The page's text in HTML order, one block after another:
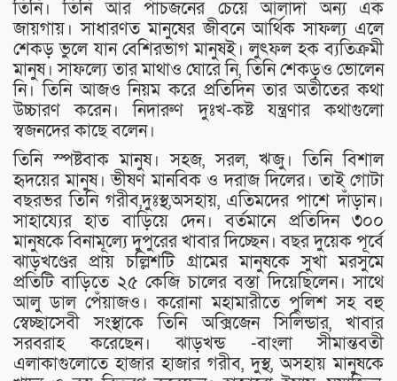
তিনি। তিনি আর পাঁচজনের চেয়ে আলাদা অন্য এক
জায়গায়। সাধারণত মানুষের জীবনে আর্থিক সাফল্য এলে
শেকড় ভুলে যান বেশিরভাগ মানুষই। লুৎফল হক ব্যতিক্রমী
মানুষ। সাফল্যে তার মাথাও ঘোরে নি, তিনি শেকড়ও ভোলেন
নি। তিনি আজও নিয়ম করে প্রতিদিন তার অতীতের কথা
উচ্চারণ করেন। নিদারুণ দুঃখ-কষ্ট যন্ত্রণার কথাগুলো
স্বজনদের কাছে বলেন।
তিনি স্পষ্টবাক মানুষ। সহজ, সরল, ঋজু। তিনি বিশাল
হৃদয়ের মানুষ। ভীষণ মানবিক ও দরাজ দিলের। তাই গোটা
বছরভর তিনি গরীব,দুঃস্থ,অসহায়, এতিমদের পাশে দাঁড়ান।
সাহায্যের হাত বাড়িয়ে দেন। বর্তমানে প্রতিদিন ৩০০
মানুষকে বিনামূল্যে দুপুরের খাবার দিচ্ছেন। বছর দুয়েক পূর্বে
ঝাড়খণ্ডের প্রায় চল্লিশটি গ্রামের মানুষকে সুখা মরসুমে
প্রতিটি বাড়িতে ২৫ কেজি চালের বস্তা দিয়েছিলেন। সাথে
আলু ডাল পেঁয়াজও। করোনা মহামারীতে পুলিশ সহ বহু
স্বেচ্ছাসেবী সংস্থাকে তিনি অক্সিজেন সিলিন্ডার, খাবার
সরবরাহ করেছেন। ঝাড়খন্ড -বাংলা সীমান্তবতী
এলাকাগুলোতে হাজার হাজার গরীব, দুস্থ, অসহায় মানুষকে